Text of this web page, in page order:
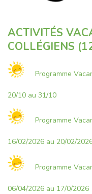
ACTIVITÉS
COLLÉGIENS
Programme
20/10 au 31/10
Programme
16/02/2026 au 20/02/
Programme
06/04/2026 au 17/0/2026